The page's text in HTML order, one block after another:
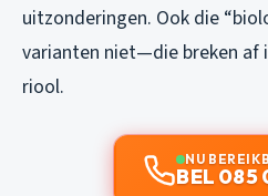
uitzonderingen. Ook die
varianten niet—die breken af
riool.
NU
BEL 085